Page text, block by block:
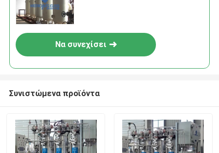
Να συνεχίσει
Συνιστώμενα προϊόντα